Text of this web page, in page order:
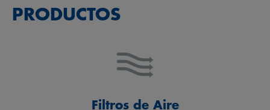
PRODUCTOS
Filtros de Aire